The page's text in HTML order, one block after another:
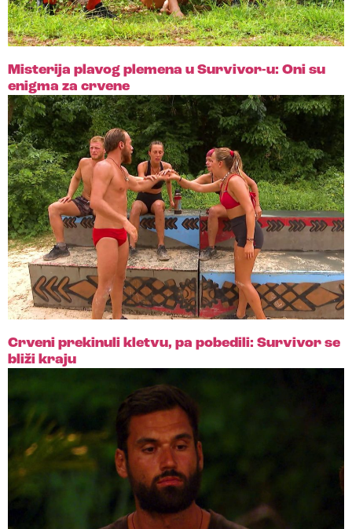
Misterija plavog plemena u Survivor-u: Oni su
enigma za crvene
Crveni prekinuli kletvu, pa pobedili: Survivor se
bliži kraju